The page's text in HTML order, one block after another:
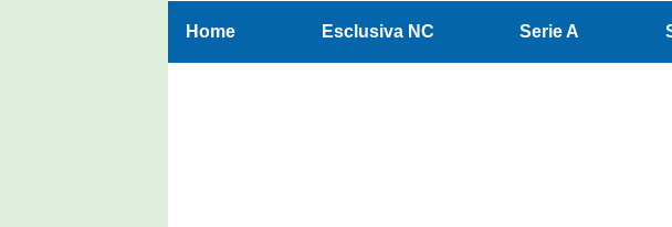
Home Esclusiva NC Serie A